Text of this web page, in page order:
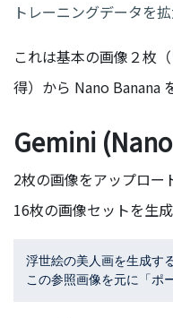
トレーニングデータを
これは基本の画像２枚
得）から Nano Banana
Gemini
2枚の画像をアップロー
16枚の画像セットを生
浮世絵の美人画を生成す